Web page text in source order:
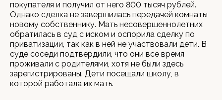
покупателя и получил от него 800 тысяч рублей.
Однако сделка не завершилась передачей комнаты
новому собственнику. Мать несовершеннолетних
обратилась в суд с иском и оспорила сделку по
приватизации, так как в ней не участвовали дети. В
суде соседи подтвердили, что они все время
проживали с родителями, хотя не были здесь
зарегистрированы. Дети посещали школу, в
которой работала их мать.